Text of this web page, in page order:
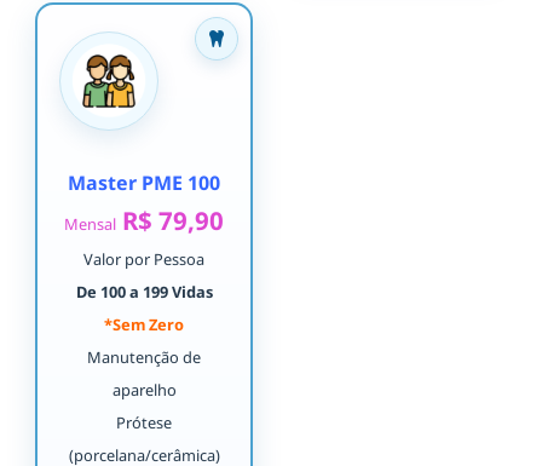
Master PME 100
Mensal R$ 79,90
Valor por Pessoa
De 100 a 199 Vidas
*Sem Zero
Manutenção de
aparelho
Prótese
(porcelana/cerâmica)